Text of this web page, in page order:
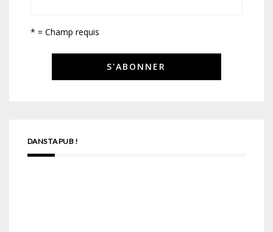
* = Champ requis
DANS TA PUB !